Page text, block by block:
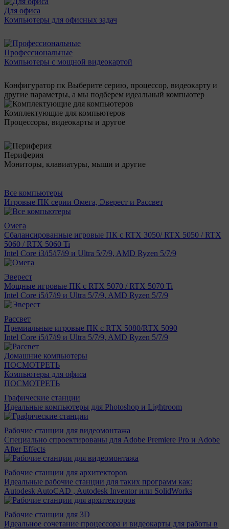
Для офиса
Компьютеры для офисных задач
Профессиональные
Компьютеры с мощной видеокартой
Конфигуратор пк Выберите серию, процессор, видеокарту и
другие параметры, а мы подберем идеальный компьютер
Комплектующие для компьютеров
Процессоры, видеокарты и другое
Периферия
Мониторы, клавиатуры, мыши и другие
Все компьютеры
Игровые ПК серии Омега, Эверест и Рассвет
Омега
Сбалансированные игровые ПК с RTX 3050/ RTX 5050 / RTX
5060 / RTX 5060 Ti
Intel Core i3/i5/i7/i9 и Ultra 5/7/9, AMD Ryzen 5/7/9
Эверест
Мощные игровые ПК с RTX 5070 / RTX 5070 Ti
Intel Core i5/i7/i9 и Ultra 5/7/9, AMD Ryzen 5/7/9
Рассвет
Премиальные игровые ПК с RTX 5080/RTX 5090
Intel Core i5/i7/i9 и Ultra 5/7/9, AMD Ryzen 5/7/9
Домашние компьютеры
ПОСМОТРЕТЬ
Компьютеры для офиса
ПОСМОТРЕТЬ
Графические станции
Идеальные компьютеры для Photoshop и Lightroom
Рабочие станции для видеомонтажа
Специально спроектированы для Adobe Premiere Pro и Adobe
After Effects
Рабочие станции для архитекторов
Идеальные рабочие станции для таких программ как:
Autodesk AutoCAD , Autodesk Inventor или SolidWorks
Рабочие станции для 3D
Идеальное сочетание процессора и видеокарты для работы в